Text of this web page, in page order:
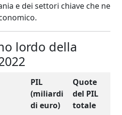
e dei settori chiave che ne
lordo della
PIL
(miliardi
di euro)
Quote
del PIL
totale